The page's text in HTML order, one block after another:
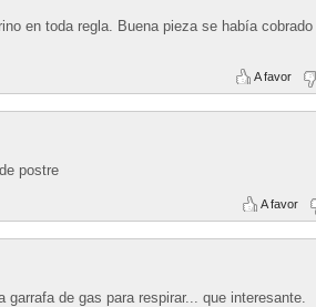
en toda regla. Buena pieza se había
A favor
postre
A favor
de gas para respirar... que interesante.